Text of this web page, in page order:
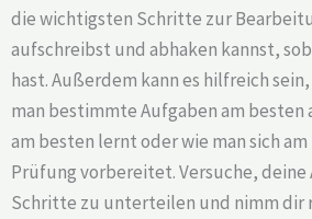
die wichtigsten Schritte zur
aufschreibst und abhaken kannst,
hast. Außerdem kann es hilfreich
man bestimmte Aufgaben am besten
am besten lernt oder wie man sich
Prüfung vorbereitet. Versuche, deine
Schritte zu unterteilen und nimm dir